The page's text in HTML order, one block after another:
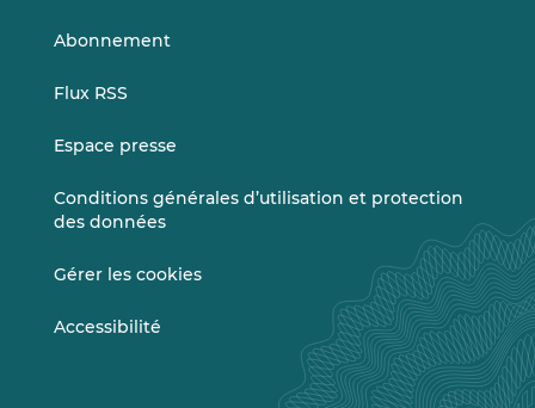
Abonnement
Flux RSS
Espace presse
Conditions générales d’utilisation et protection
des données
Gérer les cookies
Accessibilité